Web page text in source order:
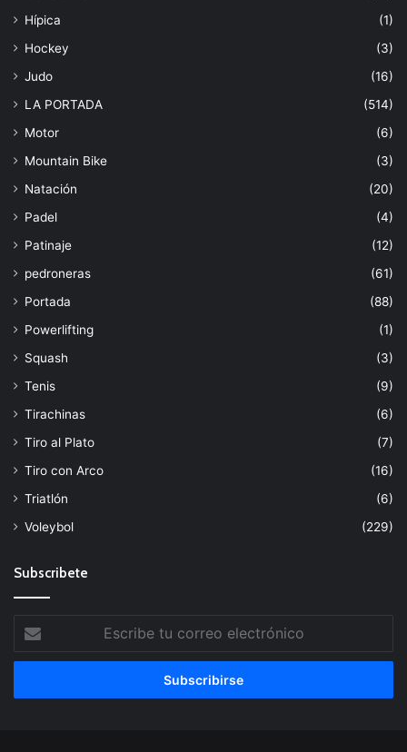
Hípica
(1)
Hockey
(3)
Judo
(16)
LA PORTADA
(514)
Motor
(6)
Mountain Bike
(3)
Natación
(20)
Padel
(4)
Patinaje
(12)
pedroneras
(61)
Portada
(88)
Powerlifting
(1)
Squash
(3)
Tenis
(9)
Tirachinas
(6)
Tiro al Plato
(7)
Tiro con Arco
(16)
Triatlón
(6)
Voleybol
(229)
Subscribete
tu
correo